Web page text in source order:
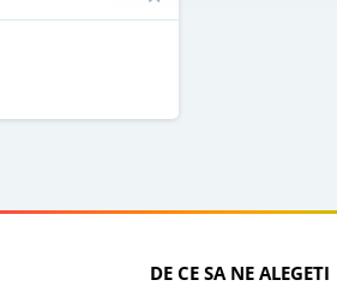
DE CE SA NE ALEGETI